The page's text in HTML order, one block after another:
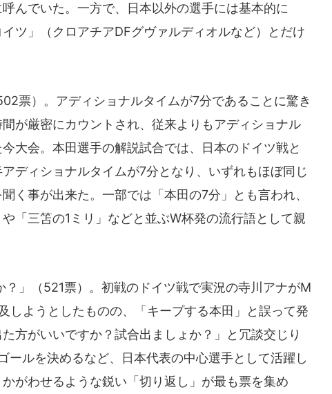
んでいた。一方で、日本以外の選手には基本的に
イツ」（クロアチアDFグヴァルディオルなど）とだけ
票）。アディショナルタイムが7分であることに驚き
が厳密にカウントされ、従来よりもアディショナル
大会。本田選手の解説試合では、日本のドイツ戦と
ディショナルタイムが7分となり、いずれもほぼ同じ
く事が出来た。一部では「本田の7分」とも言われ、
「三笘の1ミリ」などと並ぶW杯発の流行語として親
」（521票）。初戦のドイツ戦で実況の寺川アナがM
しようとしたものの、「キープする本田」と誤って発
方がいいですか？試合出ましょか？」と冗談交じり
ールを決めるなど、日本代表の中心選手として活躍し
がわせるような鋭い「切り返し」が最も票を集め